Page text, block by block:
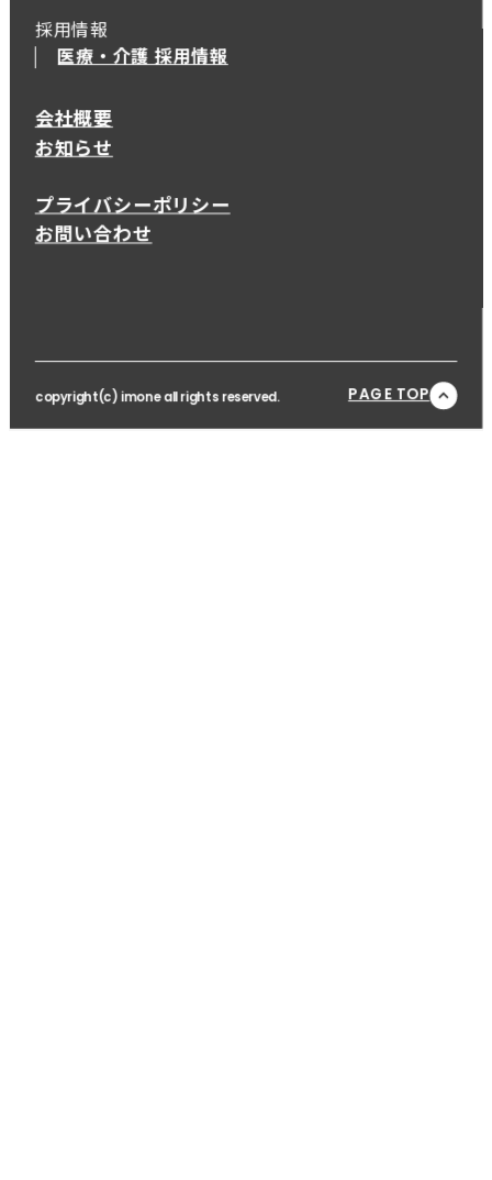
採用情報
医療・介護 採用情報
会社概要
お知らせ
プライバシーポリシー
お問い合わせ
copyright(c) imone all rights reserved. PAGE TOP